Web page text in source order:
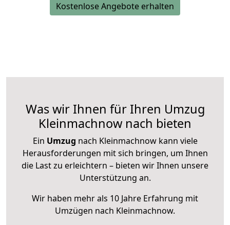
Kostenlose Angebote erhalten
Was wir Ihnen für Ihren Umzug
Kleinmachnow nach bieten
Ein Umzug nach Kleinmachnow kann viele
Herausforderungen mit sich bringen, um Ihnen
die Last zu erleichtern – bieten wir Ihnen unsere
Unterstützung an.
Wir haben mehr als 10 Jahre Erfahrung mit
Umzügen nach Kleinmachnow.